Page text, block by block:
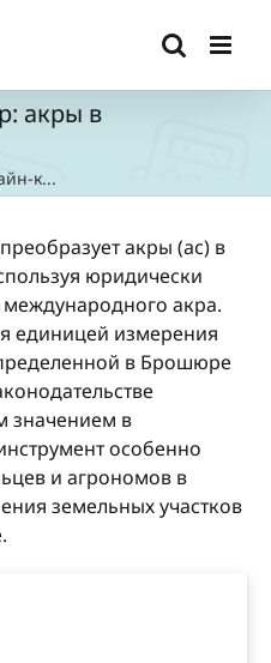
акры в
к...
акры (ac) в
юридически
акра.
единицей измерения
в Брошюре
значением в
особенно
и агрономов в
земельных участков